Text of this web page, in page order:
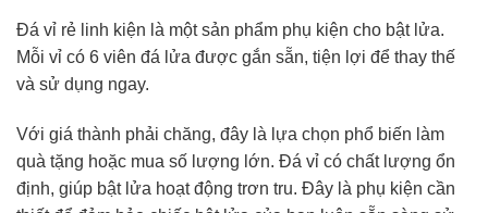
Đá vỉ rẻ linh kiện là một sản phẩm phụ kiện cho bật lửa.
Mỗi vỉ có 6 viên đá lửa được gắn sẵn, tiện lợi để thay thế
và sử dụng ngay.
Với giá thành phải chăng, đây là lựa chọn phổ biến làm
quà tặng hoặc mua số lượng lớn. Đá vỉ có chất lượng ổn
định, giúp bật lửa hoạt động trơn tru. Đây là phụ kiện cần